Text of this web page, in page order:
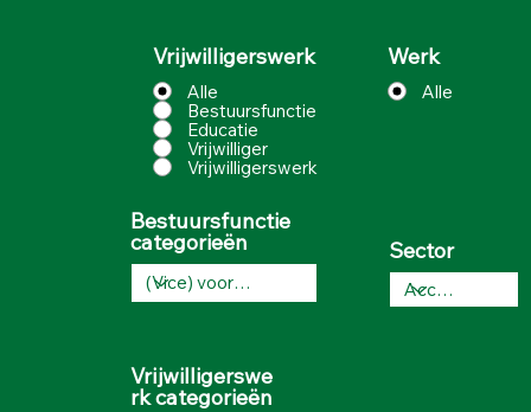
Vrijwilligerswerk
Alle
Bestuursfunctie
Educatie
Vrijwilliger
Vrijwilligerswerk
Werk
Alle
Vrijwilligerswe
rk categorieën
Bestuursfunctie
categorieën Sector